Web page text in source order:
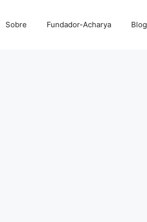
Sobre Fundador-Acharya Blog